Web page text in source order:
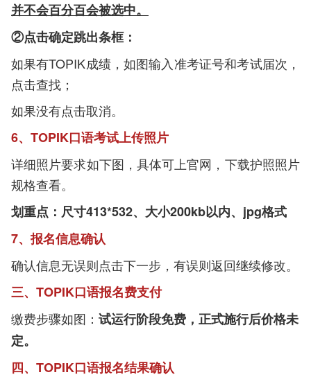
并不会百分百会被选中。
②点击确定跳出条框：
如果有TOPIK成绩，如图输入准考证号和考试届次，
点击查找；
如果没有点击取消。
6、TOPIK口语考试上传照片
详细照片要求如下图，具体可上官网，下载护照照片
规格查看。
划重点：尺寸413*532、大小200kb以内、jpg格式
7、报名信息确认
确认信息无误则点击下一步，有误则返回继续修改。
三、TOPIK口语报名费支付
缴费步骤如图： 试运行阶段免费，正式施行后价格未
定。
四、TOPIK口语报名结果确认